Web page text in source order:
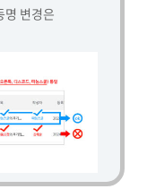
명 변경은